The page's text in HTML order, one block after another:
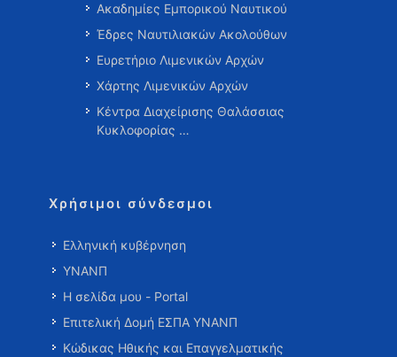
Ακαδημίες Εμπορικού Ναυτικού
Έδρες Ναυτιλιακών Ακολούθων
Ευρετήριο Λιμενικών Αρχών
Χάρτης Λιμενικών Αρχών
Κέντρα Διαχείρισης Θαλάσσιας
Κυκλοφορίας …
Χρήσιμοι σύνδεσμοι
Ελληνική κυβέρνηση
ΥΝΑΝΠ
Η σελίδα μου - Portal
Επιτελική Δομή ΕΣΠΑ ΥΝΑΝΠ
Κώδικας Ηθικής και Επαγγελματικής